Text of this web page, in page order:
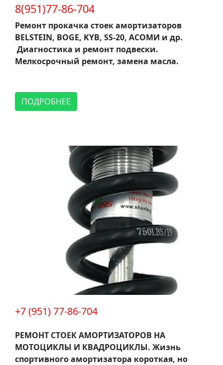
8(951)77-86-704
Ремонт прокачка стоек амортизаторов
BELSTEIN, BOGE, KYB, SS-20, АСОМИ и др.
Диагностика и ремонт подвески.
Мелкосрочный ремонт, замена масла.
ПОДРОБНЕЕ
+7 (951) 77-86-704
РЕМОНТ СТОЕК АМОРТИЗАТОРОВ НА
МОТОЦИКЛЫ И КВАДРОЦИКЛЫ. Жизнь
спортивного амортизатора короткая, но